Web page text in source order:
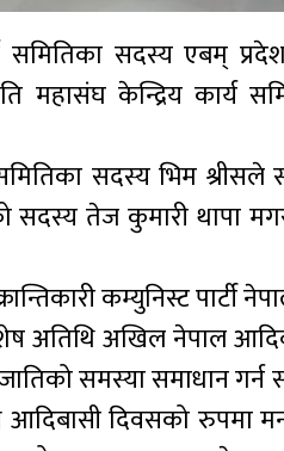
समितिका सदस्य एबम्
महासंघ केन्द्रिय कार्य
सदस्य भिम श्रीसले
सदस्य तेज कुमारी थापा
कम्युनिस्ट पार्टी
अतिथि अखिल नेपाल
समस्या समाधान गर्न
आदिबासी दिवसको रुपमा